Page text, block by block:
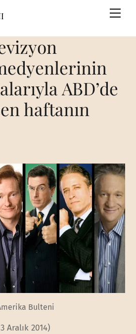
ABD’de
haftanın
Bulteni
Aralık 2014)